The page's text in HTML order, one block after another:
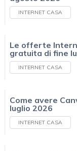
INTERNET CASA
Le offerte
gratuita di fine
INTERNET CASA
Come avere
luglio 2026
INTERNET CASA